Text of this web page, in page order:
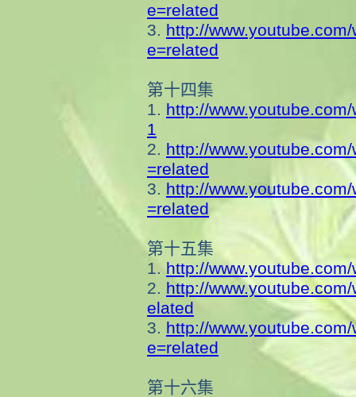
e=related
3. http://
e=related
第十四集
1. http://
1
2. http://
=related
3. http://
=related
第十五集
1. http://
2. http://
elated
3. http://
e=related
第十六集